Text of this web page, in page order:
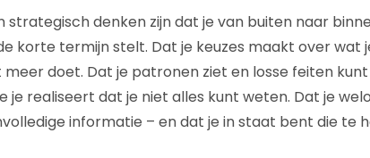
strategisch denken zijn dat je van buiten naar
korte termijn stelt. Dat je keuzes maakt over wat
meer doet. Dat je patronen ziet en losse feiten
je realiseert dat je niet alles kunt weten. Dat je
informatie – en dat je in staat bent die te